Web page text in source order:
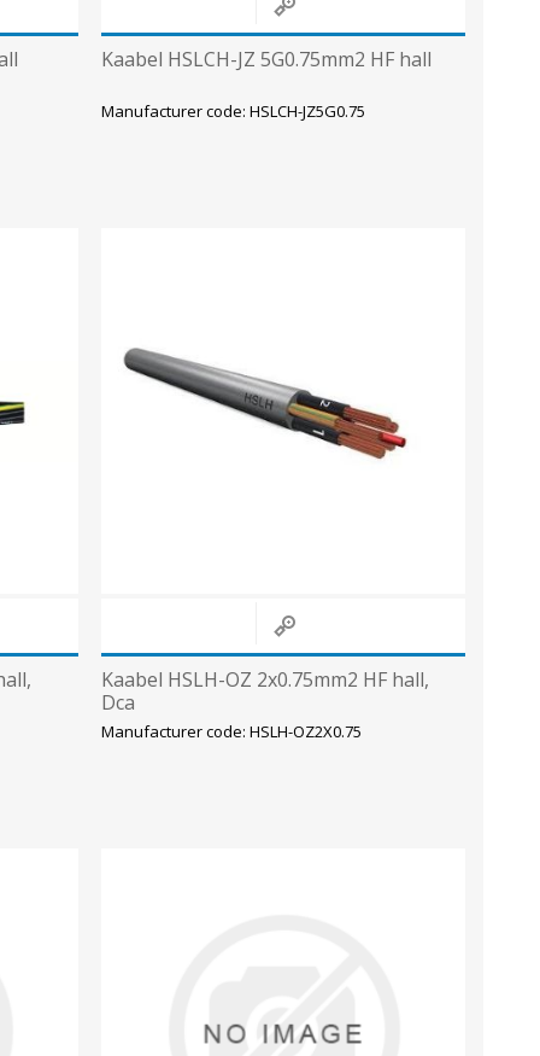
Kaabel HSLCH-JZ 5G0.75mm2 HF hall
Manufacturer code: HSLCH-JZ5G0.75
Kaabel HSLH-OZ 2x0.75mm2 HF hall,
Dca
Manufacturer code: HSLH-OZ2X0.75